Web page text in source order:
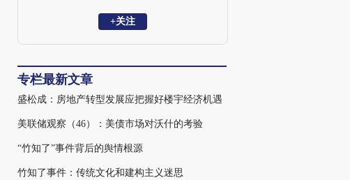
曾先后被机构投资者、欧洲货币、彭博等
究队伍；香港中文大学经济系毕业,并于英
金融分析师。
+关注
专栏最新文章
盛松成：房地产转型发展应把握好楼宇经济机遇
美联储观察（46）：美债市场对沃什的考验
“竹知了”事件背后的舆情根源
竹知了事件：传统文化和建构主义迷思